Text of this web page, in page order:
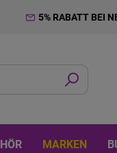
5% RABATT BEI
MARKEN